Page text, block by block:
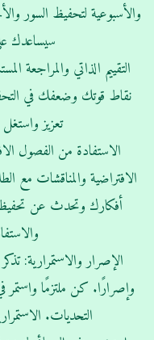
والأسبوعية لتحفيظ السور
سيساعدك
التقييم الذاتي والمراجعة
نقاط قوتك وضعفك في
تعزيز
الاستفادة من الفصول
الافتراضية والمناقشات مع
أفكارك وتحدث عن
الإصرار والاستمرارية:
وإصرارًا. كن ملتزمًا واستمر
التحديات.